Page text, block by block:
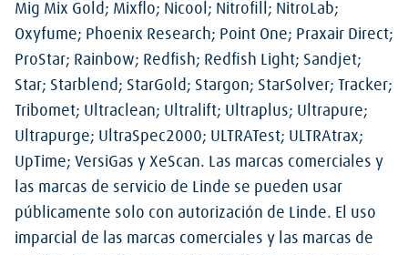
Mig Mix Gold; Mixflo; Nicool; Nitrofill; NitroLab;
Oxyfume; Phoenix Research; Point One; Praxair Direct;
ProStar; Rainbow; Redfish; Redfish Light; Sandjet;
Star; Starblend; StarGold; Stargon; StarSolver; Tracker;
Tribomet; Ultraclean; Ultralift; Ultraplus; Ultrapure;
Ultrapurge; UltraSpec2000; ULTRATest; ULTRAtrax;
UpTime; VersiGas y XeScan. Las marcas comerciales y
las marcas de servicio de Linde se pueden usar
públicamente solo con autorización de Linde. El uso
imparcial de las marcas comerciales y las marcas de